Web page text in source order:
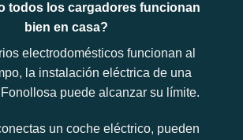
todos los cargadores funcionan
bien en casa?
electrodomésticos funcionan al
la instalación eléctrica de una
puede alcanzar su límite.
un coche eléctrico, pueden